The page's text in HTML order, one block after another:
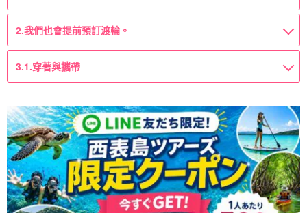
2.我們也會提前預訂渡輪。
3.1.穿著與攜帶